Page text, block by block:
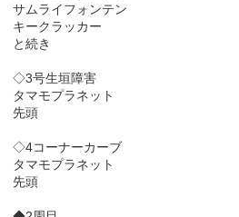
サムライフォンテン
キークラッカー
と続き
◇3号生垣障害
タマモプラネット
先頭
◇4コーナーカーブ
タマモプラネット
先頭